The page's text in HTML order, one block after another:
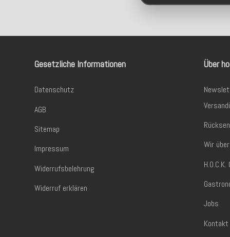
Gesetzliche Informationen
Datenschutz
AGB
Sitemap
Impressum
Widerrufsbelehrung
Widerruf erklären
Über
Wir
H.O.C.K.
Jobs
Kontakt